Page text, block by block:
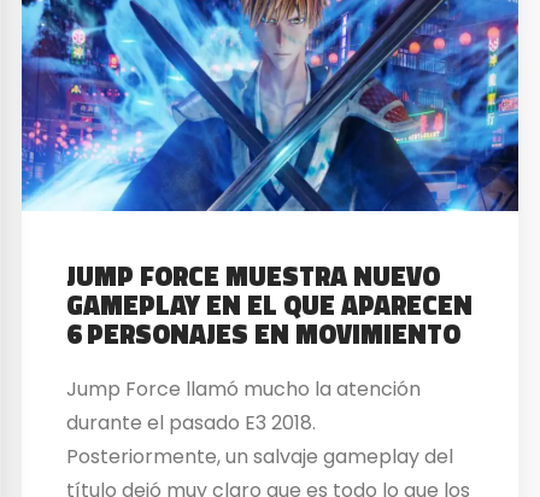
JUMP FORCE MUESTRA NUEVO
GAMEPLAY EN EL QUE APARECEN
6 PERSONAJES EN MOVIMIENTO
Jump Force llamó mucho la atención
durante el pasado E3 2018.
Posteriormente, un salvaje gameplay del
título dejó muy claro que es todo lo que los